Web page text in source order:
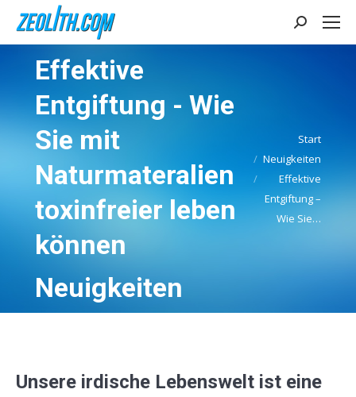
Search:
Effektive
Entgiftung - Wie
Sie mit
Naturmateralien
toxinfreier leben
können
Neuigkeiten
Sie befinden sich hier:
Start
Neuigkeiten
Effektive
Entgiftung –
Wie Sie…
Unsere irdische Lebenswelt ist eine